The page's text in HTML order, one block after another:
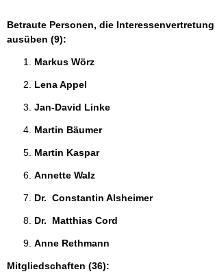
Betraute Personen, die
ausüben (9):
Markus Wörz
Lena Appel
Jan-David Linke
Martin Bäumer
Martin Kaspar
Annette Walz
Dr.  Constantin Alsheimer
Dr.  Matthias Cord
Anne Rethmann
Mitgliedschaften (36):